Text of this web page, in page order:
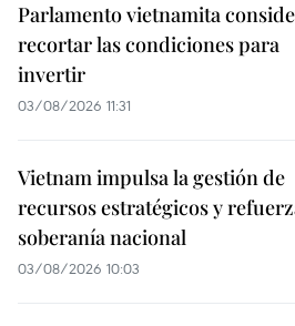
Parlamento vietnamita
recortar las condiciones para
invertir
03/08/2026 11:31
Vietnam impulsa la gestión de
recursos estratégicos y
soberanía nacional
03/08/2026 10:03